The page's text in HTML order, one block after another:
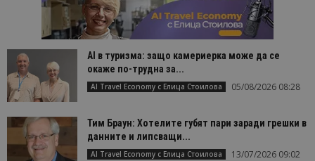
AI в туризма: защо камериерка може да се
окаже по-трудна за...
AI Travel Economy с Елица Стоилова 05/08/2026 08:28
Тим Браун: Хотелите губят пари заради грешки в
данните и липсващи...
AI Travel Economy с Елица Стоилова 13/07/2026 09:02